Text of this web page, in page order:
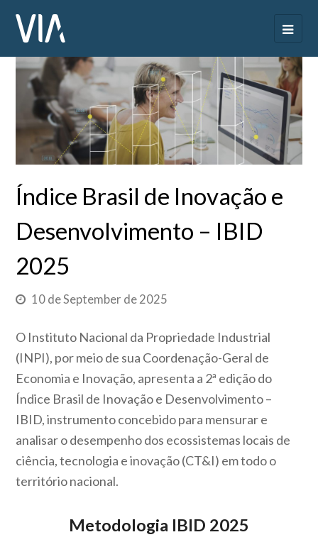
Índice Brasil de Inovação e
Desenvolvimento – IBID
2025
10 de September de 2025
O Instituto Nacional da Propriedade Industrial
(INPI), por meio de sua Coordenação-Geral de
Economia e Inovação, apresenta a 2ª edição do
Índice Brasil de Inovação e Desenvolvimento –
IBID, instrumento concebido para mensurar e
analisar o desempenho dos ecossistemas locais de
ciência, tecnologia e inovação (CT&I) em todo o
território nacional.
Metodologia IBID 2025